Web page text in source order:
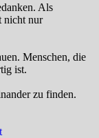
Als
nicht nur
Menschen, die
ist.
zu finden.